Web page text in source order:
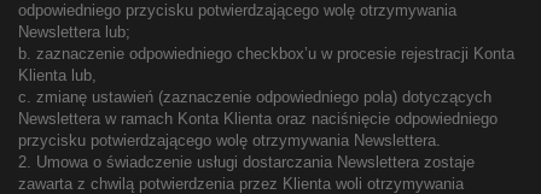
odpowiedniego przycisku potwierdzającego wolę otrzymywania
Newslettera lub;
b. zaznaczenie odpowiedniego checkbox’u w procesie rejestracji Konta
Klienta lub,
c. zmianę ustawień (zaznaczenie odpowiedniego pola) dotyczących
Newslettera w ramach Konta Klienta oraz naciśnięcie odpowiedniego
przycisku potwierdzającego wolę otrzymywania Newslettera.
2. Umowa o świadczenie usługi dostarczania Newslettera zostaje
zawarta z chwilą potwierdzenia przez Klienta woli otrzymywania